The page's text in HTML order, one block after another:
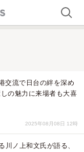
交流で日台の絆を深め
の魅力に来場者も大喜
2025年08月08日 12時
川ノ上和文氏が語る、